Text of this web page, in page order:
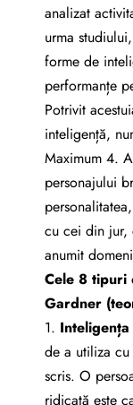
analizat
urma
forme de
performanțe
Potrivit
inteligență,
Maximum 4.
personajului
cu cei din jur,
anumit
Cele 8 tipuri
Gardner
1. Inteligența
de a utiliza
scris. O
ridicată este